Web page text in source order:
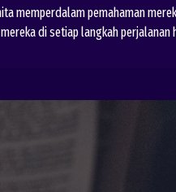
memperdalam pemahaman
di setiap langkah perjalanan